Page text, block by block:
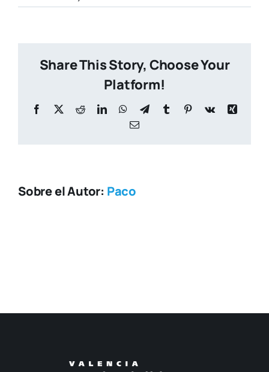
Share This Story, Choose Your
Platform!
Facebook
X RedditLinkedInWhatsApp
TelegramTumblr Pinterest
Vk
Xing
Correo
Sobre el Autor: Paco